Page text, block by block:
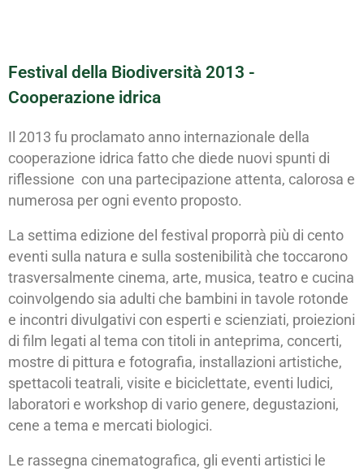
Festival della Biodiversità 2013 -
Cooperazione idrica
Il 2013 fu proclamato anno internazionale della
cooperazione idrica fatto che diede nuovi spunti di
riflessione con una partecipazione attenta, calorosa e
numerosa per ogni evento proposto.
La settima edizione del festival proporrà più di cento
eventi sulla natura e sulla sostenibilità che toccarono
trasversalmente cinema, arte, musica, teatro e cucina
coinvolgendo sia adulti che bambini in tavole rotonde
e incontri divulgativi con esperti e scienziati, proiezioni
di film legati al tema con titoli in anteprima, concerti,
mostre di pittura e fotografia, installazioni artistiche,
spettacoli teatrali, visite e biciclettate, eventi ludici,
laboratori e workshop di vario genere, degustazioni,
cene a tema e mercati biologici.
Le rassegna cinematografica, gli eventi artistici le